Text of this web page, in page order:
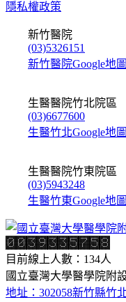
隱私權政策
新竹醫院
(03)5326151
新竹醫院Google地圖
生醫醫院竹北院區
(03)6677600
生醫竹北Google地圖
生醫醫院竹東院區
(03)5943248
生醫竹東Google地圖
目前線上人數：134人
國立臺灣大學醫學院附
地址：302058新竹縣竹